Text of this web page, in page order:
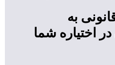
به
اختیاره شما